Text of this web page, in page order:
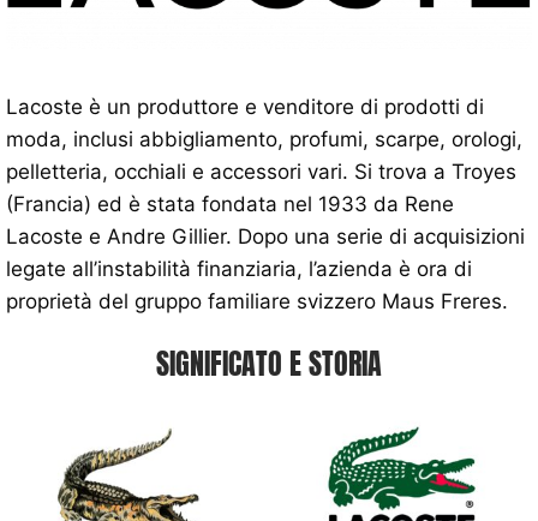
Lacoste è un produttore e venditore di prodotti di
moda, inclusi abbigliamento, profumi, scarpe, orologi,
pelletteria, occhiali e accessori vari. Si trova a Troyes
(Francia) ed è stata fondata nel 1933 da Rene
Lacoste e Andre Gillier. Dopo una serie di acquisizioni
legate all’instabilità finanziaria, l’azienda è ora di
proprietà del gruppo familiare svizzero Maus Freres.
SIGNIFICATO E STORIA